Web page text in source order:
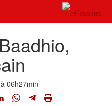
06h27min